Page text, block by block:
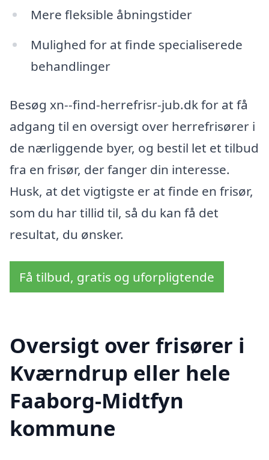
Mere fleksible åbningstider
Mulighed for at finde specialiserede
behandlinger
Besøg xn--find-herrefrisr-jub.dk for at få
adgang til en oversigt over herrefrisører i
de nærliggende byer, og bestil let et tilbud
fra en frisør, der fanger din interesse.
Husk, at det vigtigste er at finde en frisør,
som du har tillid til, så du kan få det
resultat, du ønsker.
Få tilbud, gratis og uforpligtende
Oversigt over frisører i
Kværndrup eller hele
Faaborg-Midtfyn
kommune